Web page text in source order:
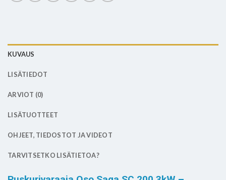
KUVAUS
LISÄTIEDOT
ARVIOT (0)
LISÄTUOTTEET
OHJEET, TIEDOSTOT JA VIDEOT
TARVITSETKO LISÄTIETOA?